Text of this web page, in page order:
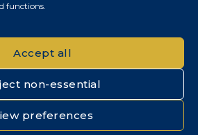
functions.
Accept all
non-essential
preferences
Real Estate. Minden jog fenntartva.
|Cookie szabályzat